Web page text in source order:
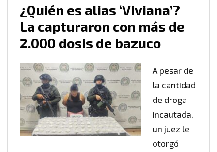
¿Quién es alias ‘Viviana’?
La capturaron con más de
2.000 dosis de bazuco
A pesar de
la cantidad
de droga
incautada,
un juez le
otorgó